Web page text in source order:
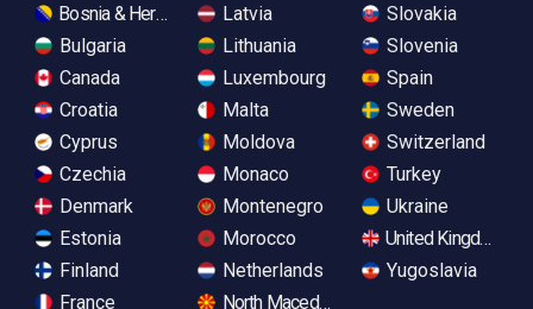
Bosnia & Herzegovina
Bulgaria
Canada
Croatia
Cyprus
Czechia
Denmark
Estonia
Finland
France
Latvia
Lithuania
Luxembourg
Malta
Moldova
Monaco
Montenegro
Morocco
Netherlands
North Macedonia
Slovakia
Slovenia
Spain
Sweden
Switzerland
Turkey
Ukraine
United Kingdom
Yugoslavia